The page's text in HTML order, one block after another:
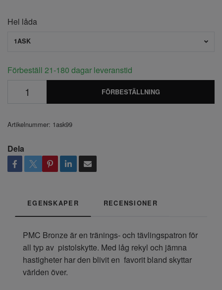
Hel låda
1ASK
Förbeställ 21-180 dagar leveranstid
FÖRBESTÄLLNING
Artikelnummer: 1ask99
Dela
EGENSKAPER RECENSIONER
PMC Bronze är en tränings- och tävlingspatron för
all typ av pistolskytte. Med låg rekyl och jämna
hastigheter har den blivit en favorit bland skyttar
världen över.